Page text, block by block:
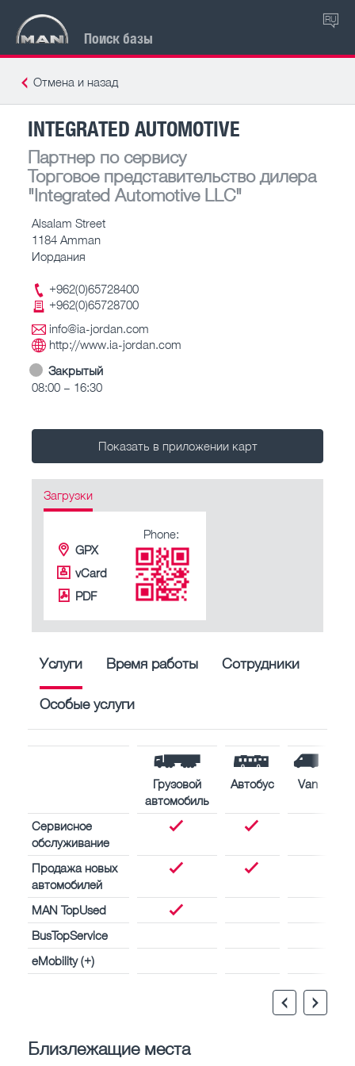
Поиск базы
RU
Отмена и назад
INTEGRATED AUTOMOTIVE
Партнер по сервису
Торговое представительство дилера
"Integrated Automotive LLC"
Alsalam Street
1184 Amman
Иордания
+962(0)65728400
+962(0)65728700
info@ia-jordan.com
http://www.ia-jordan.com
Закрытый
08:00 – 16:30
Показать в приложении карт
Загрузки
GPX
vCard
PDF
Phone:
Услуги Время работы Сотрудники
Особые услуги
Грузовой
автомобиль
Автобус Van
Сервисное
обслуживание
Продажа новых
автомобилей
MAN TopUsed
BusTopService
eMobility (+)
Близлежащие места